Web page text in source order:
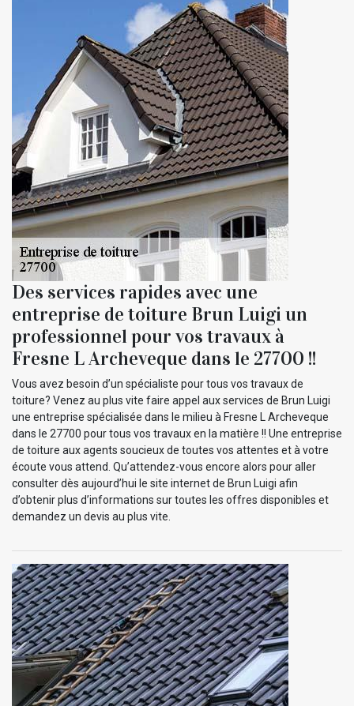
Des services rapides avec une
entreprise de toiture Brun Luigi un
professionnel pour vos travaux à
Fresne L Archeveque dans le 27700 !!
Vous avez besoin d’un spécialiste pour tous vos travaux de
toiture? Venez au plus vite faire appel aux services de Brun Luigi
une entreprise spécialisée dans le milieu à Fresne L Archeveque
dans le 27700 pour tous vos travaux en la matière !! Une entreprise
de toiture aux agents soucieux de toutes vos attentes et à votre
écoute vous attend. Qu’attendez-vous encore alors pour aller
consulter dès aujourd’hui le site internet de Brun Luigi afin
d’obtenir plus d’informations sur toutes les offres disponibles et
demandez un devis au plus vite.